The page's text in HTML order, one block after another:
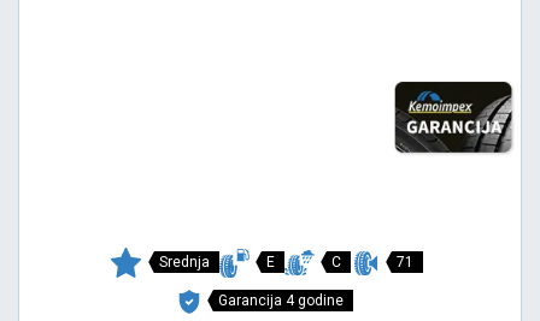
Srednja E C 71
Garancija 4 godine